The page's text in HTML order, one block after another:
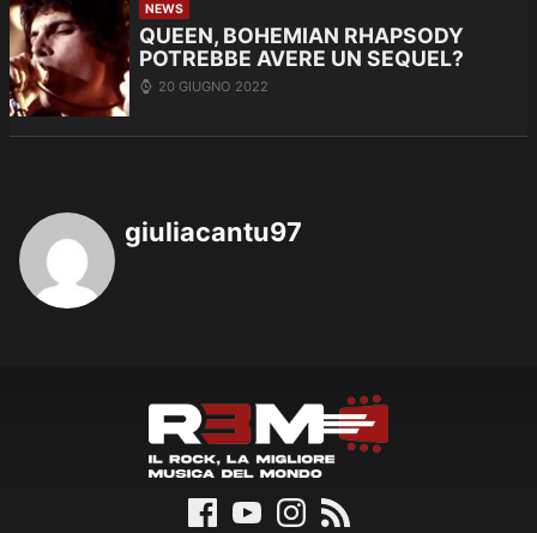
NEWS
QUEEN, BOHEMIAN RHAPSODY
POTREBBE AVERE UN SEQUEL?
20 GIUGNO 2022
giuliacantu97